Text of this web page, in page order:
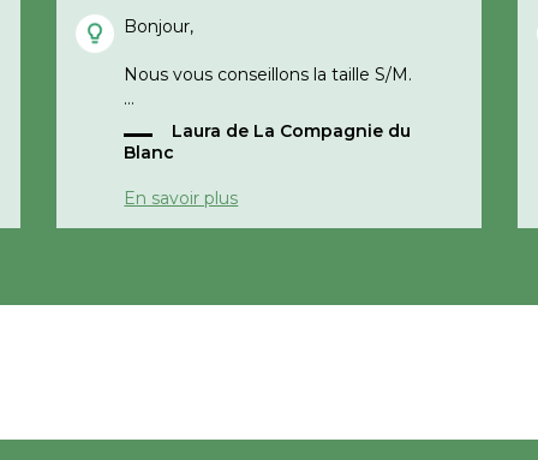
Bonjour,
Nous vous conseillons la taille S/M.
Cordialement,
Laura de La Compagnie du
Blanc
En savoir plus